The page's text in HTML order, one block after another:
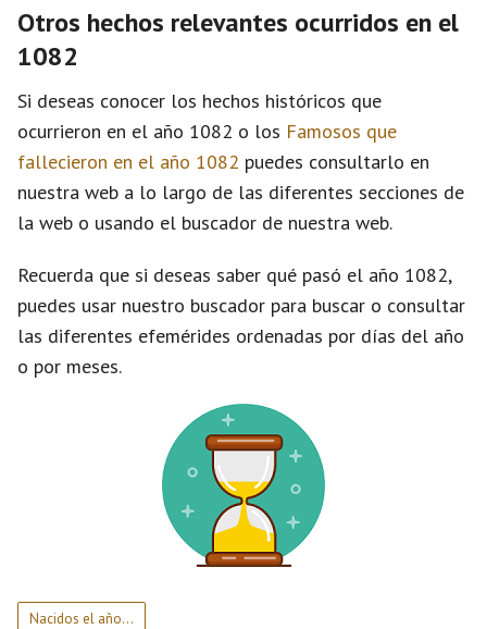
Otros hechos relevantes ocurridos en el
1082
Si deseas conocer los hechos históricos que
ocurrieron en el año 1082 o los Famosos que
fallecieron en el año 1082 puedes consultarlo en
nuestra web a lo largo de las diferentes secciones de
la web o usando el buscador de nuestra web.
Recuerda que si deseas saber qué pasó el año 1082,
puedes usar nuestro buscador para buscar o consultar
las diferentes efemérides ordenadas por días del año
o por meses.
Nacidos el año...